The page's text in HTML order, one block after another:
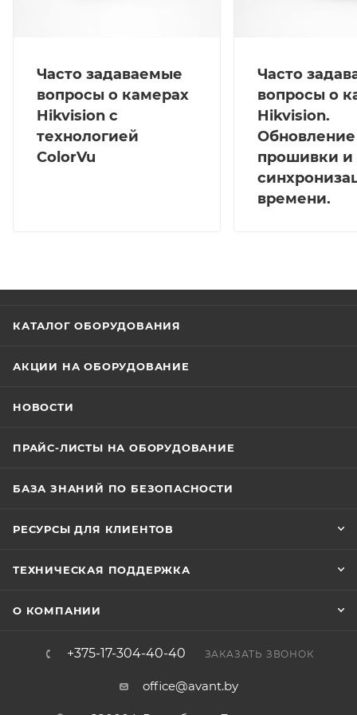
Часто задаваемые
вопросы о камерах
Hikvision с
технологией
ColorVu
Часто
вопросы о
Hikvision.
Обновление
прошивки и
времени.
КАТАЛОГ ОБОРУДОВАНИЯ
АКЦИИ НА ОБОРУДОВАНИЕ
НОВОСТИ
ПРАЙС-ЛИСТЫ НА ОБОРУДОВАНИЕ
БАЗА ЗНАНИЙ ПО БЕЗОПАСНОСТИ
РЕСУРСЫ ДЛЯ КЛИЕНТОВ
ТЕХНИЧЕСКАЯ ПОДДЕРЖКА
О КОМПАНИИ
+375-17-304-40-40 ЗАКАЗАТЬ ЗВОНОК
office@avant.by